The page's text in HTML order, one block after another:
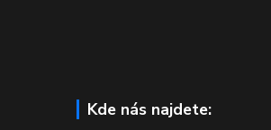
Kde nás najdete: